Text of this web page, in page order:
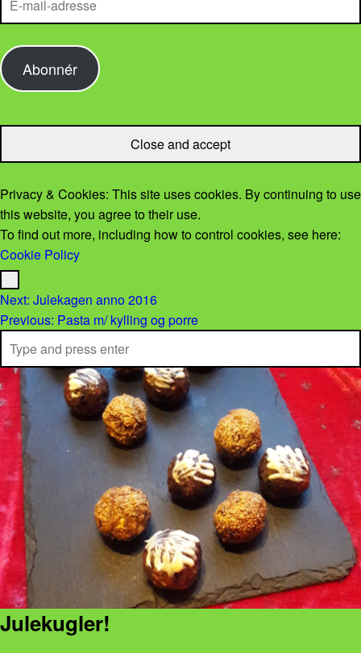
Abonnér
Privacy & Cookies: This site uses cookies. By continuing to use
this website, you agree to their use.
To find out more, including how to control cookies, see here:
Cookie Policy
Post navigation
Next: Julekagen anno 2016
Previous: Pasta m/ kylling og porre
Search
Julekugler!